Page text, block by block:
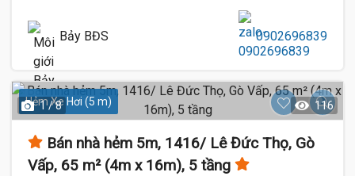
Bảy BĐS 0902696839
Hẻm Xe Hơi (5 m)
1 / 8 116
Bán nhà hẻm 5m, 1416/ Lê Đức Thọ, Gò
Vấp, 65 m² (4m x 16m), 5 tầng